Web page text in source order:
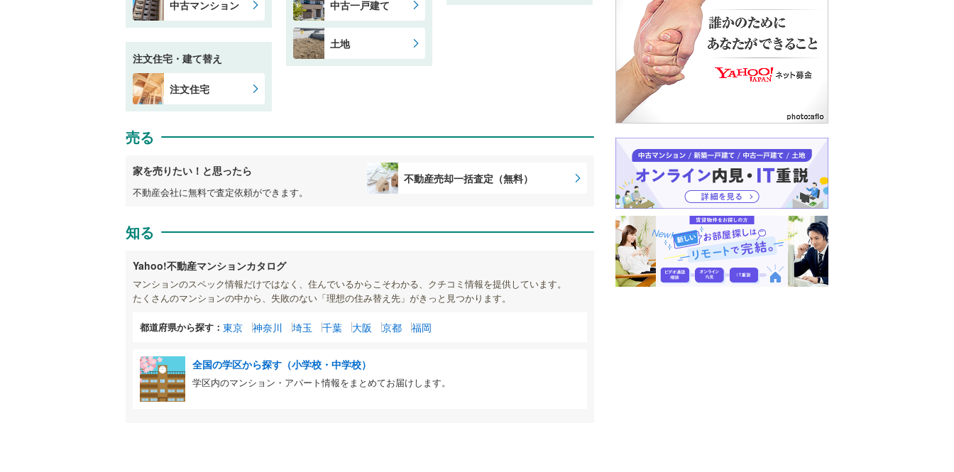
中古マンション
注文住宅・建て替え
注文住宅
中古一戸建て
土地
売る
家を売りたい！と思ったら
不動産会社に無料で査定依頼ができます。
不動産売却一括査定（無料）
知る
Yahoo!不動産マンションカタログ
マンションのスペック情報だけではなく、住んでいるからこそわかる、クチコミ情報を提供しています。
たくさんのマンションの中から、失敗のない「理想の住み替え先」がきっと見つかります。
都道府県から探す： 東京 神奈川 埼玉 千葉 大阪 京都 福岡
全国の学区から探す（小学校・中学校）
学区内のマンション・アパート情報をまとめてお届けします。